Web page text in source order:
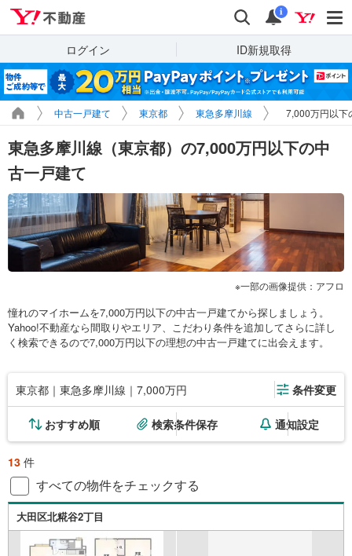
検索 通知
i
ログイン ID新規取得
中古一戸建て 東京都 東急多摩川線 7,000万円以下
東急多摩川線（東京都）の7,000万円以下の中
古一戸建て
一部の画像提供：アフロ
憧れのマイホームを7,000万円以下の中古一戸建てから探しましょう。
Yahoo!不動産なら間取りやエリア、こだわり条件を追加してさらに詳し
く検索できるので7,000万円以下の理想の中古一戸建てに出会えます。
東京都｜東急多摩川線｜7,000万円 条件変更
おすすめ順 検索条件保存 通知設定
13 件
すべての物件をチェックする
大田区北糀谷2丁目